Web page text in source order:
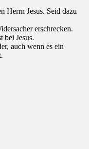
Herrn Jesus. Seid dazu
erschrecken.
bei Jesus.
auch wenn es ein